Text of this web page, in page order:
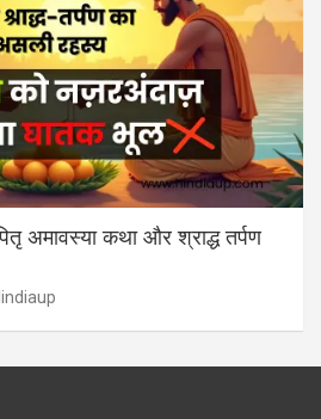
अमावस्या कथा और श्राद्ध तर्पण